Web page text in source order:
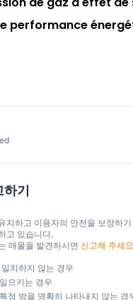
performance
하기
지하고 이용자의 안전을 보장하
고 있습니다.
매물을 발견하시면 신고해 주세요
치하지 않는 경우
으키는 경우
정 방을 명확히 나타내지 않는 경